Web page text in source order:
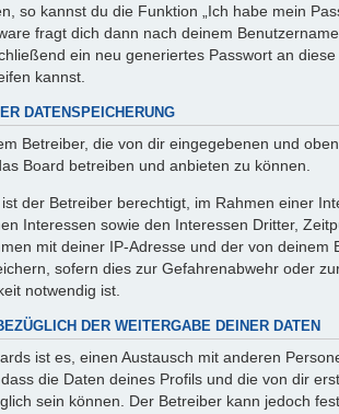
so kannst du die Funktion „Ich habe mein
fragt dich dann nach deinem
ein neu generiertes Passwort an
kannst.
DATENSPEICHERUNG
Betreiber, die von dir eingegebenen und
Board betreiben und anbieten zu können.
der Betreiber berechtigt, im Rahmen einer
Interessen sowie den Interessen Dritter,
mit deiner IP-Adresse und der von deinem
sofern dies zur Gefahrenabwehr oder
notwendig ist.
DER WEITERGABE DEINER DATEN
ist es, einen Austausch mit anderen
die Daten deines Profils und die von dir
sein können. Der Betreiber kann jedoch